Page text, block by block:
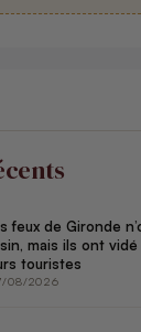
feux de Gironde
mais ils ont
touristes
08/2026